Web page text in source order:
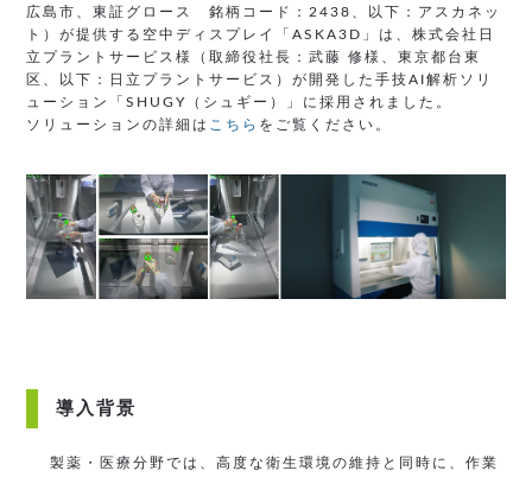
広島市、東証グロース 銘柄コード：2438、以下：アスカネッ
ト）が提供する空中ディスプレイ「ASKA3D」は、株式会社日
立プラントサービス様（取締役社長：武藤 修様、東京都台東
区、以下：日立プラントサービス）が開発した手技AI解析ソリ
ューション「SHUGY（シュギー）」に採用されました。
ソリューションの詳細は こちら をご覧ください。
導入背景
製薬・医療分野では、高度な衛生環境の維持と同時に、作業